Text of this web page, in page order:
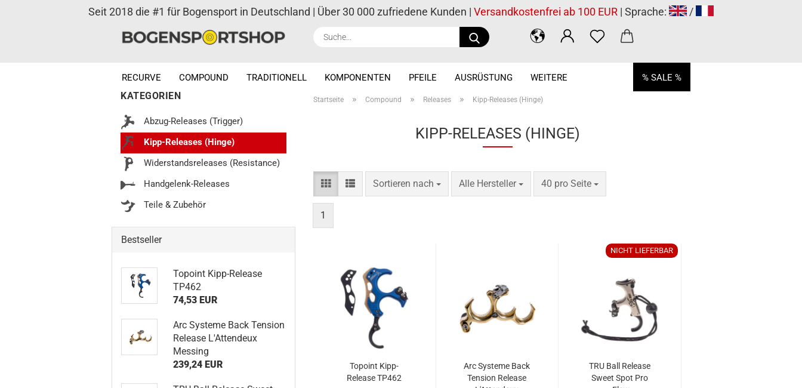
Suche...
Seit 2018 die #1 für Bogensport in Deutschland | Über 30 000 zufriedene Kunden | Versandkostenfrei ab 100 EUR | Sprache: /
RECURVE COMPOUND TRADITIONELL KOMPONENTEN PFEILE AUSRÜSTUNG % SALE %
WEITERE
Startseite » Compound » Releases » Kipp-Releases (Hinge)
KIPP-RELEASES (HINGE)
Sortieren nach
Sortieren nach Alle Hersteller
pro Seite 40 pro Seite
pro Seite
1
Topoint Kipp-
Release TP462
Arc Systeme Back
Tension Release
NICHT LIEFERBAR
TRU Ball Release
Sweet Spot Pro
KATEGORIEN
Abzug-Releases (Trigger)
Kipp-Releases (Hinge)
Widerstandsreleases (Resistance)
Handgelenk-Releases
Teile & Zubehör
Bestseller
Topoint Kipp-Release
TP462
74,53 EUR
Arc Systeme Back Tension
Release L'Attendeux
Messing
239,24 EUR